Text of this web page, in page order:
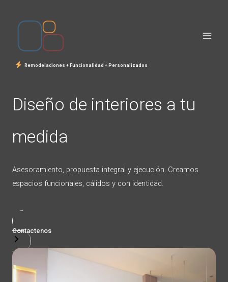
Remodelaciones + Funcionalidad + Personalizados
Diseño de interiores a tu
medida
Asesoramiento, propuesta integral y ejecución. Creamos
espacios funcionales, cálidos y con identidad.
Contactenos